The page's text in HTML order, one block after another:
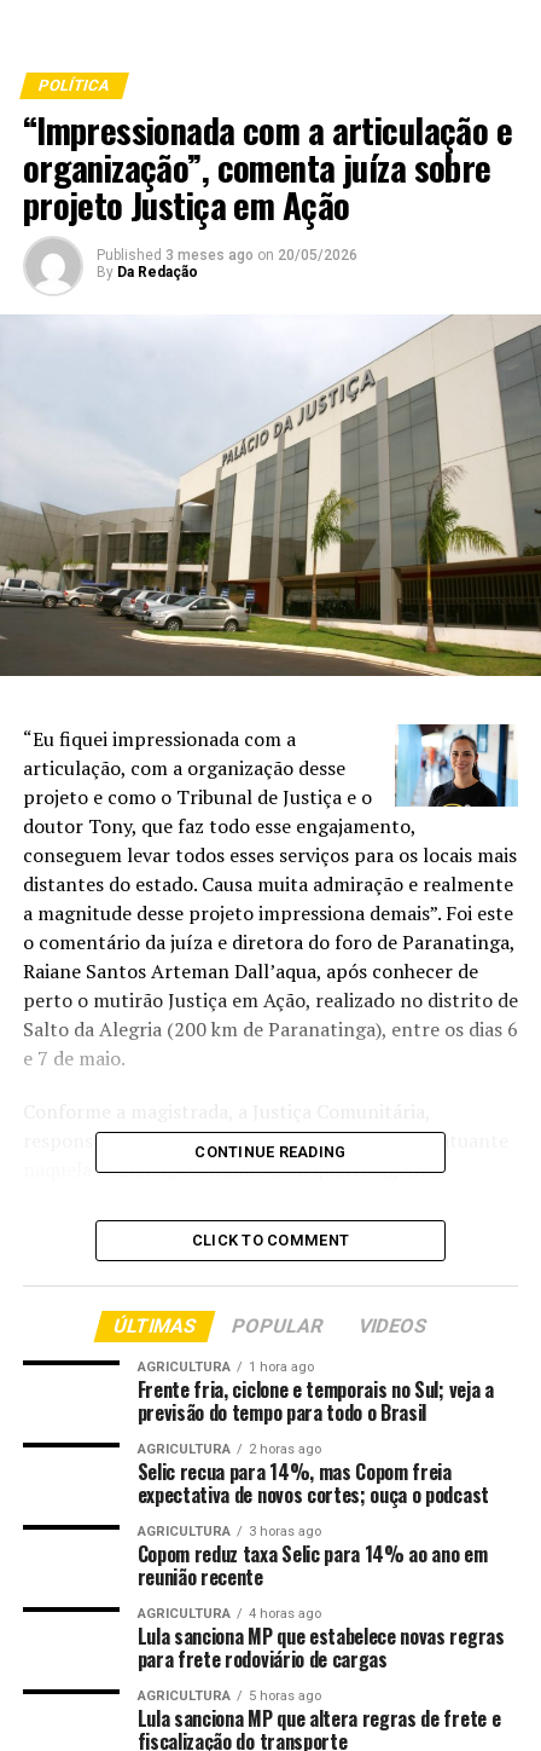
POLÍTICA
“Impressionada com a articulação e
organização”, comenta juíza sobre
projeto Justiça em Ação
Published 3 meses ago on 20/05/2026
By Da Redação
“Eu fiquei impressionada com a
articulação, com a organização desse
projeto e como o Tribunal de Justiça e o
doutor Tony, que faz todo esse engajamento,
conseguem levar todos esses serviços para os locais mais
distantes do estado. Causa muita admiração e realmente
a magnitude desse projeto impressiona demais”. Foi este
o comentário da juíza e diretora do foro de Paranatinga,
Raiane Santos Arteman Dall’aqua, após conhecer de
perto o mutirão Justiça em Ação, realizado no distrito de
Salto da Alegria (200 km de Paranatinga), entre os dias 6
e 7 de maio.
responsável pela organização das expedições, é atuante
naquela comarca, contando com quatro agentes
territorial do município, as atividades ficam restritas à
zona urbana. “Somando Paranatinga e Gaúcha do Norte,
são mais de 40 mil quilômetros quadrados de comarca. É
muito grande! Nosso trabalho em Paranatinga é
centralizado na área urbana, focado na orientação e
conscientização das pessoas em situação de
vulnerabilidade”, explica.
O juiz coordenador estadual da Justiça Comunitária, José
Antonio Bezerra Filho, apresentou cada um dos
parceiros do mutirão para a juíza da comarca,
demonstrando como a união entre diversos órgãos
públicos de todas as esferas faz a diferença na vida das
“Por que especificamente a escolha desta localidade? O
jurisdição. Estamos a 200 km da Comarca de
Paranatinga, 230 km de Nova Mutum, 300 km de Lucas
CONTINUE READING
CLICK TO COMMENT
ÚLTIMAS POPULAR VIDEOS
AGRICULTURA 1 hora ago
Frente fria, ciclone e temporais no Sul; veja a
previsão do tempo para todo o Brasil
AGRICULTURA 2 horas ago
Selic recua para 14%, mas Copom freia
expectativa de novos cortes; ouça o podcast
AGRICULTURA 3 horas ago
Copom reduz taxa Selic para 14% ao ano em
reunião recente
AGRICULTURA 4 horas ago
Lula sanciona MP que estabelece novas regras
para frete rodoviário de cargas
AGRICULTURA 5 horas ago
Lula sanciona MP que altera regras de frete e
fiscalização do transporte